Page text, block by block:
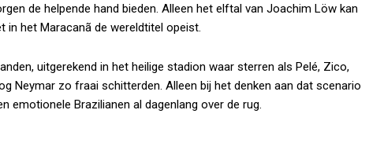
de helpende hand bieden. Alleen het elftal van Joachim Löw kan
in het Maracanã de wereldtitel opeist.
uitgerekend in het heilige stadion waar sterren als Pelé, Zico,
Neymar zo fraai schitterden. Alleen bij het denken aan dat scenario
emotionele Brazilianen al dagenlang over de rug.